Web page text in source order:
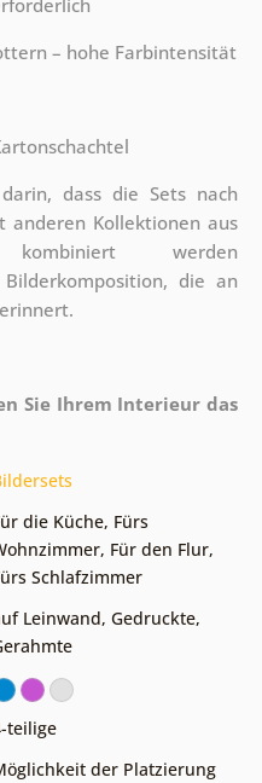
– hohe Farbintensität
dass die Sets nach
anderen Kollektionen aus
werden
die an
Sie Ihrem Interieur das
die Küche, Fürs
, Für den Flur,
Schlafzimmer
Leinwand, Gedruckte,
teilige
der Platzierung